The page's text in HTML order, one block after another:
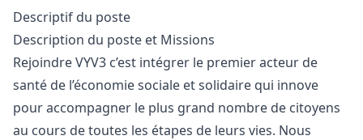
Description
Descriptif du poste
Description du poste et Missions
Rejoindre VYV3 c’est intégrer le premier acteur de
santé de l’économie sociale et solidaire qui innove
pour accompagner le plus grand nombre de citoyens
au cours de toutes les étapes de leurs vies. Nous